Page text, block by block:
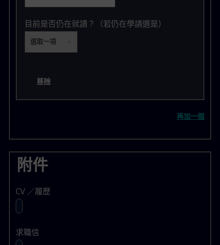
目前是否仍在就讀？（若仍在學請選是）
移除
再加一個
附件
CV ／履歷
求職信